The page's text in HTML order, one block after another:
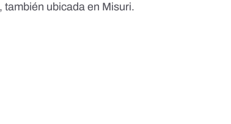
ubicada en Misuri.